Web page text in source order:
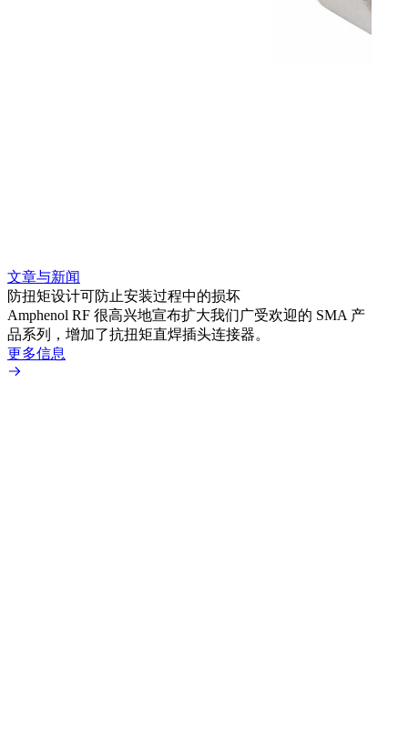
文章与新闻
防扭矩设计可防止安装过程中的损坏
Amphenol RF 很高兴地宣布扩大我们广受欢迎的 SMA 产
品系列，增加了抗扭矩直焊插头连接器。
更多信息